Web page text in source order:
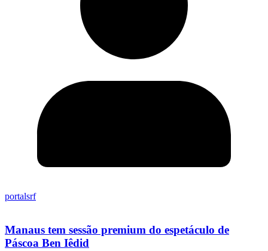
portalsrf
Manaus tem sessão premium do espetáculo de
Páscoa Ben Iêdid